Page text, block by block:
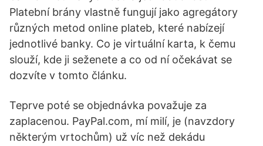
Platební brány vlastně fungují jako agregátory
různých metod online plateb, které nabízejí
jednotlivé banky. Co je virtuální karta, k čemu
slouží, kde ji seženete a co od ní očekávat se
dozvíte v tomto článku.
Teprve poté se objednávka považuje za
zaplacenou. PayPal.com, mí milí, je (navzdory
některým vrtochům) už víc než dekádu